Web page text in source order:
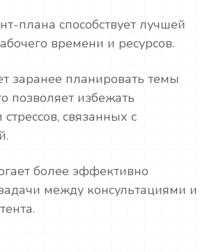
плана способствует лучшей
времени и ресурсов.
заранее планировать темы
позволяет избежать
связанных с
более эффективно
между консультациями и